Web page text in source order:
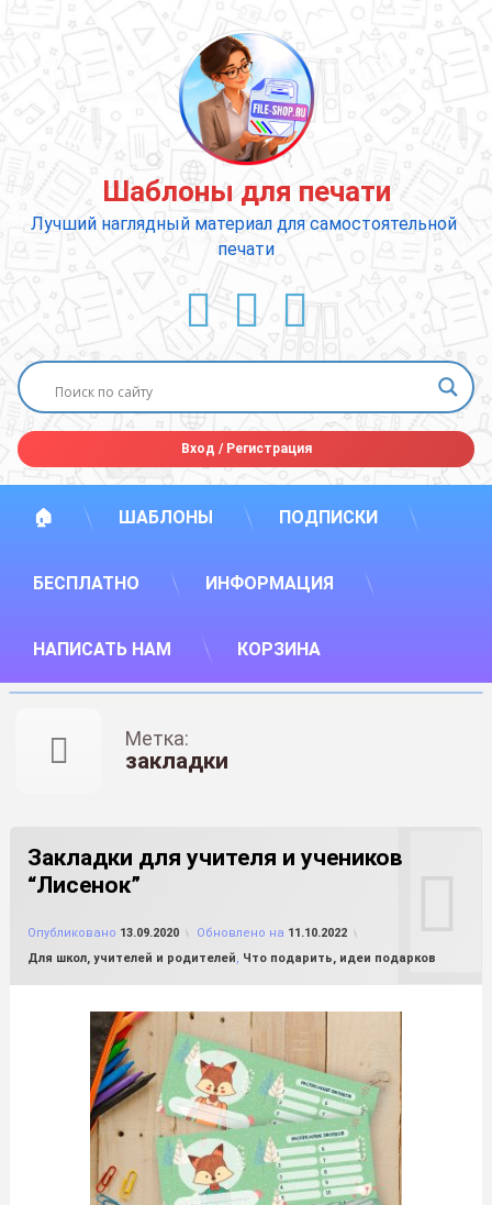
содержимому
Шаблоны для печати
Лучший наглядный материал для самостоятельной
печати
ВКонтакте
YouTube
E-mail
Вход /Регистрация
🏠 ШАБЛОНЫ ПОДПИСКИ
БЕСПЛАТНО ИНФОРМАЦИЯ
НАПИСАТЬ НАМ КОРЗИНА
Метка:
закладки
Закладки для учителя и учеников
“Лисенок”
Опубликовано 13.09.2020 Обновлено на 11.10.2022
Рубрики:
Для школ, учителей и родителей, Что подарить, идеи подарков